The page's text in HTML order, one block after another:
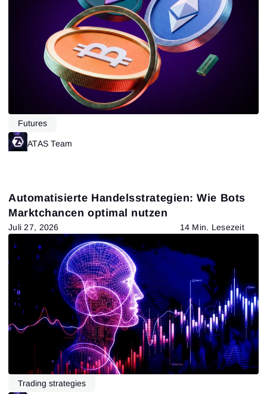
216 Results found
Apply filters
Futures
ATAS Team
Automatisierte Handelsstrategien: Wie Bots
Marktchancen optimal nutzen
Juli 27, 2026 14 Min. Lesezeit
Trading strategies